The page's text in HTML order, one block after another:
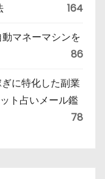
164
マネーマシンを
86
に特化した副業
ト占いメール鑑
78